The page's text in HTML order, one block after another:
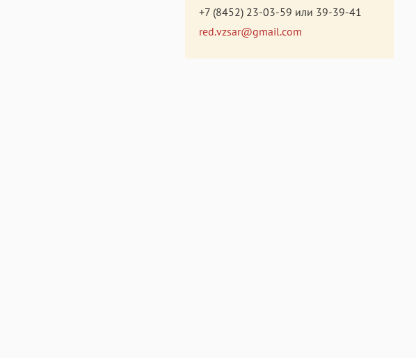
+7 (8452) 23-03-59 или 39-39-41
red.vzsar@gmail.com